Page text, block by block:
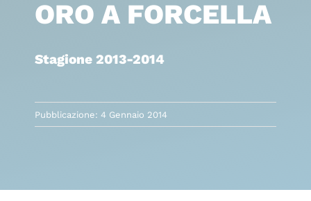
ORO A FORCELLA
Stagione 2013-2014
Pubblicazione: 4 Gennaio 2014